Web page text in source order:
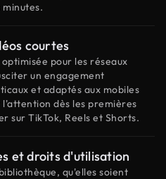
minutes.
courtes
pour les réseaux
un engagement
et adaptés aux mobiles
dès les premières
sur TikTok, Reels et Shorts.
et droits d'utilisation
qu'elles soient